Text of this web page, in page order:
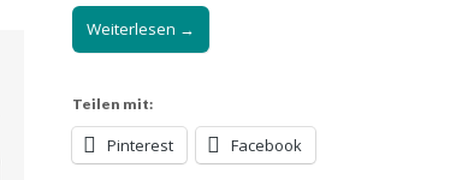
Weiterlesen →
Teilen mit:
Pinterest Facebook